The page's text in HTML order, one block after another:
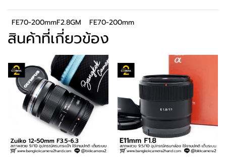
FE70-200mmF2.8GM FE70-200mm
สินค้าที่เกี่ยวข้อง